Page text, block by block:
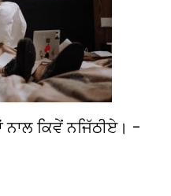
ਕਿਵੇਂ ਨਜਿੱਠੀਏ। –